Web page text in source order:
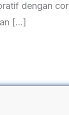
dengan
[…]